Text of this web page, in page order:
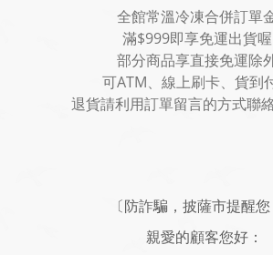
全館常溫冷凍合併訂單
滿$999即享免運出貨喔
部分商品享直接免運除外
可ATM、線上刷卡、貨到
退貨請利用訂單留言的方式聯
〔防詐騙，披薩市提醒您
親愛的顧客您好：